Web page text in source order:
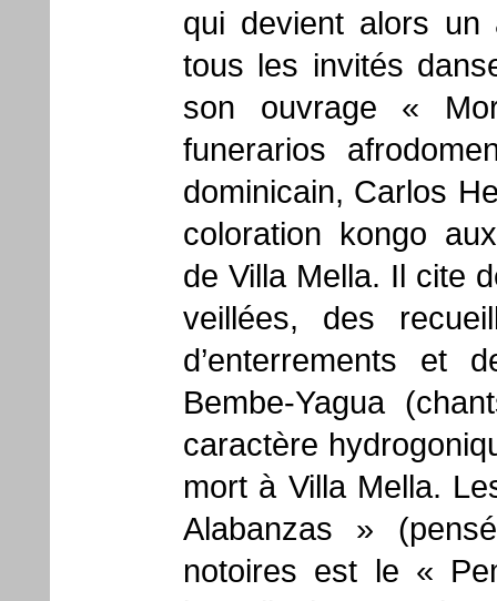
qui devient alors un
tous les invités
son ouvrage «
funerarios
dominicain, Carlos
coloration kongo
de Villa Mella. Il cite
veillées, des
d’enterrements et
Bembe-Yagua
caractère
mort à Villa Mella.
Alabanzas »
notoires est le «